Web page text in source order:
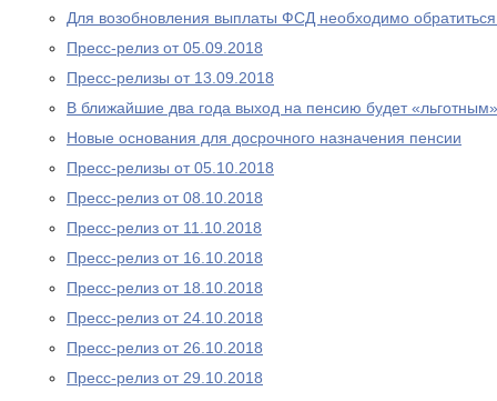
Для возобновления выплаты ФСД необходимо
Пресс-релиз от 05.09.2018
Пресс-релизы от 13.09.2018
В ближайшие два года выход на пенсию будет «льготным»
Новые основания для досрочного назначения пенсии
Пресс-релизы от 05.10.2018
Пресс-релиз от 08.10.2018
Пресс-релиз от 11.10.2018
Пресс-релиз от 16.10.2018
Пресс-релиз от 18.10.2018
Пресс-релиз от 24.10.2018
Пресс-релиз от 26.10.2018
Пресс-релиз от 29.10.2018